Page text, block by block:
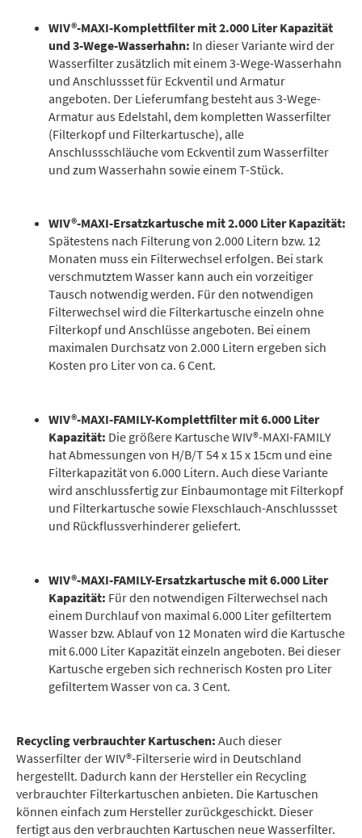
WIV®-MAXI-Komplettfilter mit 2.000 Liter Kapazität
und 3-Wege-Wasserhahn: In dieser Variante wird der
Wasserfilter zusätzlich mit einem 3-Wege-Wasserhahn
und Anschlussset für Eckventil und Armatur
angeboten. Der Lieferumfang besteht aus 3-Wege-
Armatur aus Edelstahl, dem kompletten Wasserfilter
(Filterkopf und Filterkartusche), alle
Anschlussschläuche vom Eckventil zum Wasserfilter
und zum Wasserhahn sowie einem T-Stück.
WIV®-MAXI-Ersatzkartusche mit 2.000 Liter Kapazität:
Spätestens nach Filterung von 2.000 Litern bzw. 12
Monaten muss ein Filterwechsel erfolgen. Bei stark
verschmutztem Wasser kann auch ein vorzeitiger
Tausch notwendig werden. Für den notwendigen
Filterwechsel wird die Filterkartusche einzeln ohne
Filterkopf und Anschlüsse angeboten. Bei einem
maximalen Durchsatz von 2.000 Litern ergeben sich
Kosten pro Liter von ca. 6 Cent.
WIV®-MAXI-FAMILY-Komplettfilter mit 6.000 Liter
Kapazität: Die größere Kartusche WIV®-MAXI-FAMILY
hat Abmessungen von H/B/T 54 x 15 x 15cm und eine
Filterkapazität von 6.000 Litern. Auch diese Variante
wird anschlussfertig zur Einbaumontage mit Filterkopf
und Filterkartusche sowie Flexschlauch-Anschlussset
und Rückflussverhinderer geliefert.
WIV®-MAXI-FAMILY-Ersatzkartusche mit 6.000 Liter
Kapazität: Für den notwendigen Filterwechsel nach
einem Durchlauf von maximal 6.000 Liter gefiltertem
Wasser bzw. Ablauf von 12 Monaten wird die Kartusche
mit 6.000 Liter Kapazität einzeln angeboten. Bei dieser
Kartusche ergeben sich rechnerisch Kosten pro Liter
gefiltertem Wasser von ca. 3 Cent.
Recycling verbrauchter Kartuschen: Auch dieser
Wasserfilter der WIV®-Filterserie wird in Deutschland
hergestellt. Dadurch kann der Hersteller ein Recycling
verbrauchter Filterkartuschen anbieten. Die Kartuschen
können einfach zum Hersteller zurückgeschickt. Dieser
fertigt aus den verbrauchten Kartuschen neue Wasserfilter.